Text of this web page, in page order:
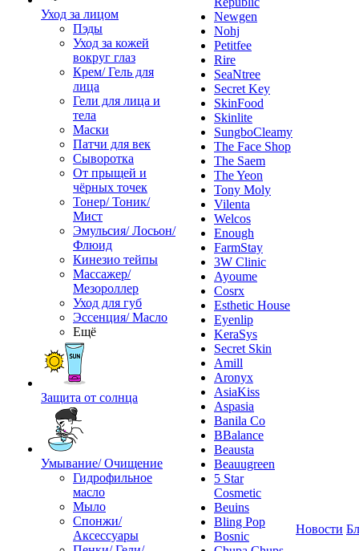
Уход за лицом
Пэды
Уход за кожей
вокруг глаз
Крем/ Гель для
лица
Гели для лица и
тела
Маски
Патчи для век
Сыворотка
От прыщей и
чёрных точек
Тонер/ Тоник/
Мист
Эмульсия/ Лосьон/
Флюид
Кинезио тейпы
Массажер/
Мезороллер
Уход для губ
Эссенция/ Масло
Ещё
Защита от солнца
Умывание/ Очищение
Гидрофильное
масло
Мыло
Спонжи/
Аксессуары
Newgen
Nohj
Petitfee
Rire
SeaNtree
Secret Key
SkinFood
Skinlite
SungboCleamy
The Face Shop
The Saem
The Yeon
Tony Moly
Vilenta
Welcos
Enough
FarmStay
3W Clinic
Ayoume
Cosrx
Esthetic House
Eyenlip
KeraSys
Secret Skin
Amill
Aronyx
AsiaKiss
Aspasia
Banila Co
BBalance
Beausta
Beauugreen
5 Star
Cosmetic
Beuins
Bling Pop
Bosnic
Новости